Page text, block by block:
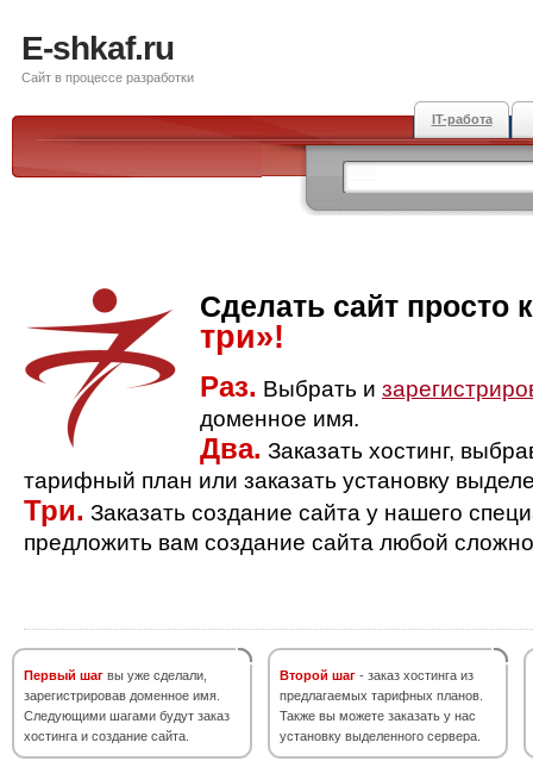
E-shkaf.ru
Сайт в процессе разработки
IT-работа
Сделать сайт просто
три»!
Раз. Выбрать и
доменное имя.
Два. Заказать хостинг,
тарифный план или заказать установку
Три. Заказать создание сайта у нашего
предложить вам создание сайта любой
Первый шаг вы уже сделали,
зарегистрировав доменное имя.
Следующими шагами будут заказ
хостинга и создание сайта.
Второй шаг - заказ хостинга из
предлагаемых тарифных планов.
Также вы можете заказать у нас
установку выделенного сервера.